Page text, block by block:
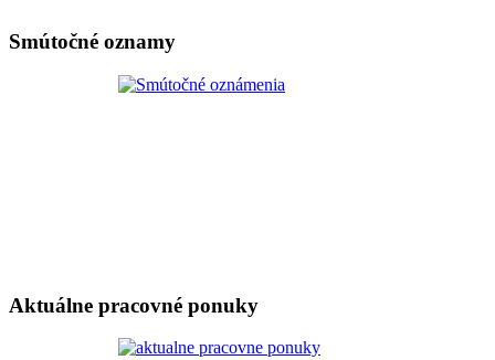
Smútočné oznamy
Aktuálne pracovné ponuky